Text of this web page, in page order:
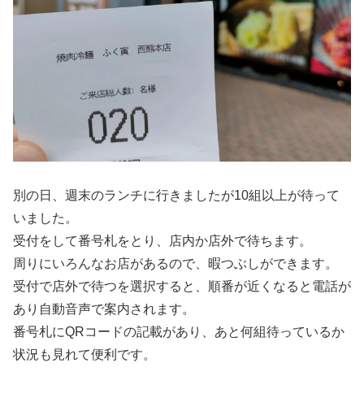
別の日、週末のランチに行きましたが10組以上が待って
いました。
受付をして番号札をとり、店内か店外で待ちます。
周りにいろんなお店があるので、暇つぶしができます。
受付で店外で待つを選択すると、順番が近くなると電話が
あり自動音声で案内されます。
番号札にQRコードの記載があり、あと何組待っているか
状況も見れて便利です。